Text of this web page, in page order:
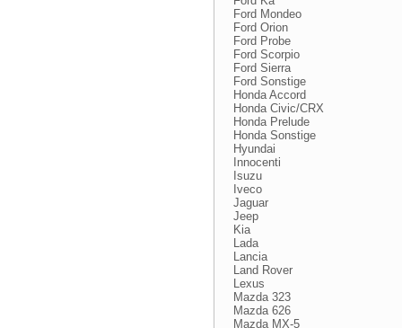
Ford Mondeo
Ford Orion
Ford Probe
Ford Scorpio
Ford Sierra
Ford Sonstige
Honda Accord
Honda Civic/CRX
Honda Prelude
Honda Sonstige
Hyundai
Innocenti
Isuzu
Iveco
Jaguar
Jeep
Kia
Lada
Lancia
Land Rover
Lexus
Mazda 323
Mazda 626
Mazda MX-5